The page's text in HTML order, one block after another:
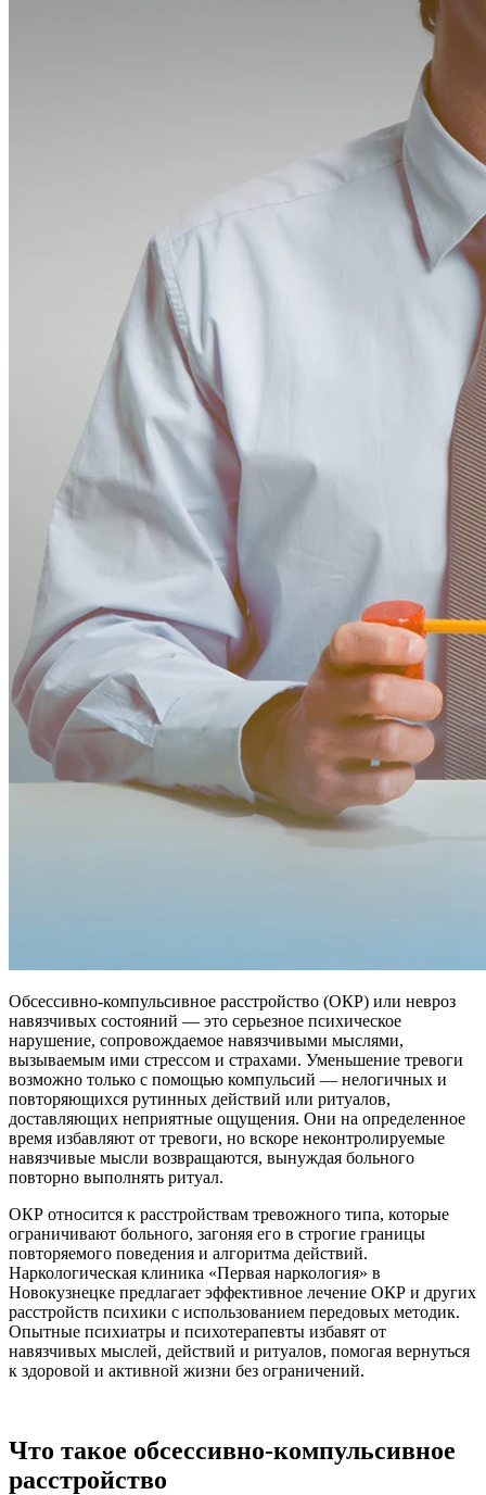
Обсессивно-компульсивное расстройство (ОКР) или невроз
навязчивых состояний — это серьезное психическое
нарушение, сопровождаемое навязчивыми мыслями,
вызываемым ими стрессом и страхами. Уменьшение тревоги
возможно только с помощью компульсий — нелогичных и
повторяющихся рутинных действий или ритуалов,
доставляющих неприятные ощущения. Они на определенное
время избавляют от тревоги, но вскоре неконтролируемые
навязчивые мысли возвращаются, вынуждая больного
повторно выполнять ритуал.
ОКР относится к расстройствам тревожного типа, которые
ограничивают больного, загоняя его в строгие границы
повторяемого поведения и алгоритма действий.
Наркологическая клиника «Первая наркология» в
Новокузнецке предлагает эффективное лечение ОКР и других
расстройств психики с использованием передовых методик.
Опытные психиатры и психотерапевты избавят от
навязчивых мыслей, действий и ритуалов, помогая вернуться
к здоровой и активной жизни без ограничений.
Что такое обсессивно-компульсивное
расстройство